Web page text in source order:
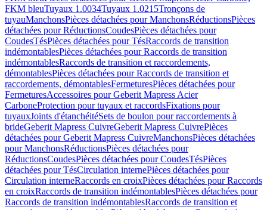
FKM bleuTuyaux 1.0034Tuyaux 1.0215Tronçons de
tuyauManchonsPièces détachées pour ManchonsRéductionsPièces
détachées pour RéductionsCoudesPièces détachées pour
CoudesTésPièces détachées pour TésRaccords de transition
indémontablesPièces détachées pour Raccords de transition
indémontablesRaccords de transition et raccordements,
démontablesPièces détachées pour Raccords de transition et
raccordements, démontablesFermeturesPièces détachées pour
FermeturesAccessoires pour Geberit Mapress Acier
CarboneProtection pour tuyaux et raccordsFixations pour
tuyauxJoints d'étanchéitéSets de boulon pour raccordements à
brideGeberit Mapress CuivreGeberit Mapress CuivrePièces
détachées pour Geberit Mapress CuivreManchonsPièces détachées
pour ManchonsRéductionsPièces détachées pour
RéductionsCoudesPièces détachées pour CoudesTésPièces
détachées pour TésCirculation internePièces détachées pour
Circulation interneRaccords en croixPièces détachées pour Raccords
en croixRaccords de transition indémontablesPièces détachées pour
Raccords de transition indémontablesRaccords de transition et